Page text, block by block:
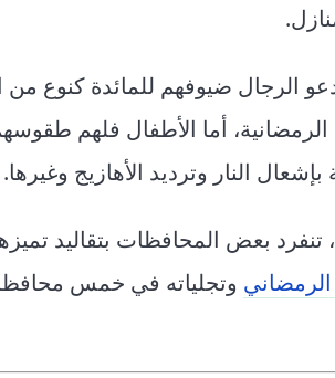
الرجال ضيوفهم للمائدة كنوع
أما الأطفال فلهم
النار وترديد الأهازيج وغيرها.
بعض المحافظات بتقاليد
الرمضاني وتجلياته في خمس